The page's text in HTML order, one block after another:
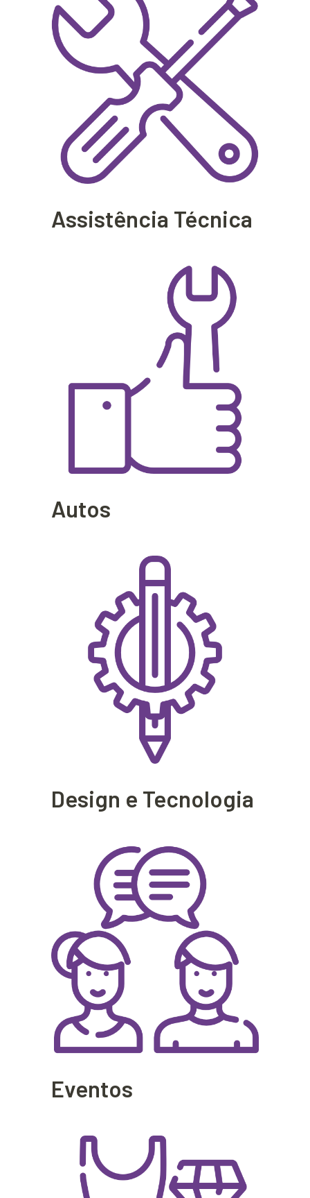
Assistência Técnica
Autos
Design e Tecnologia
Eventos